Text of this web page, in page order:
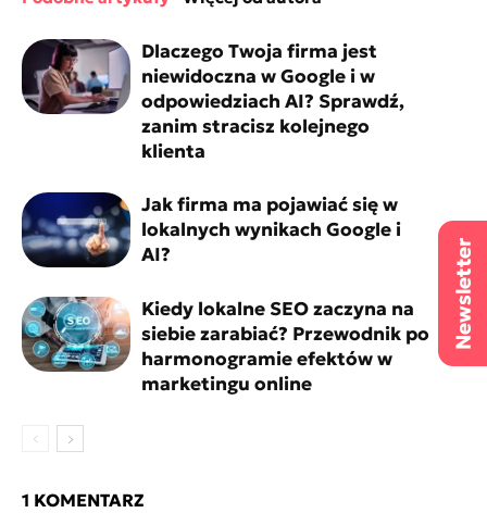
Dlaczego Twoja firma jest
niewidoczna w Google i w
odpowiedziach AI? Sprawdź,
zanim stracisz kolejnego
klienta
Jak firma ma pojawiać się w
lokalnych wynikach Google i
AI?
Kiedy lokalne SEO zaczyna na
siebie zarabiać? Przewodnik po
harmonogramie efektów w
marketingu online
1 KOMENTARZ